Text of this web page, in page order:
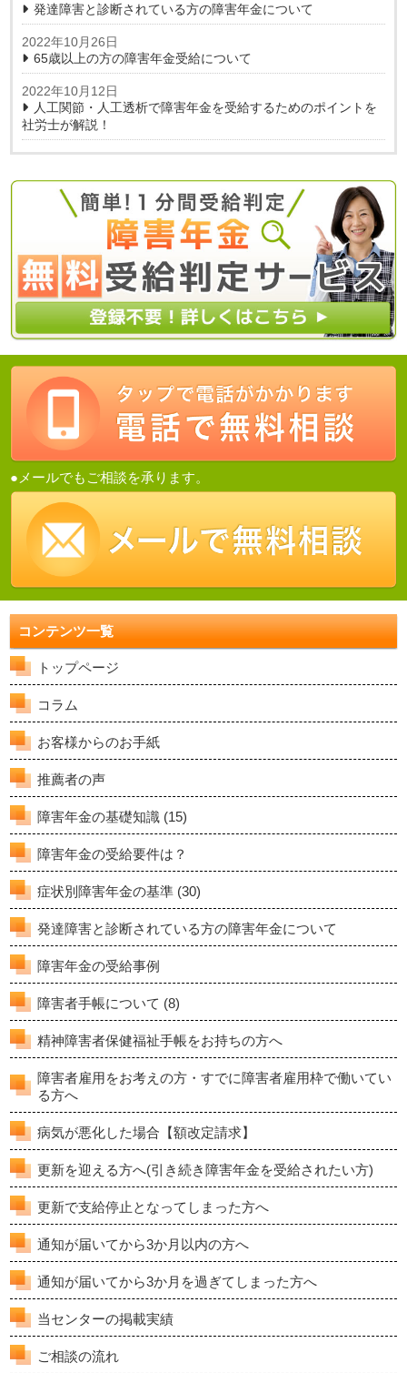
発達障害と診断されている方の障害年金について
2022年10月26日
65歳以上の方の障害年金受給について
2022年10月12日
人工関節・人工透析で障害年金を受給するためのポイントを
社労士が解説！
●メールでもご相談を承ります。
コンテンツ一覧
トップページ
コラム
お客様からのお手紙
推薦者の声
障害年金の基礎知識 (15)
障害年金の受給要件は？
症状別障害年金の基準 (30)
発達障害と診断されている方の障害年金について
障害年金の受給事例
障害者手帳について (8)
精神障害者保健福祉手帳をお持ちの方へ
障害者雇用をお考えの方・すでに障害者雇用枠で働いてい
る方へ
病気が悪化した場合【額改定請求】
更新を迎える方へ(引き続き障害年金を受給されたい方)
更新で支給停止となってしまった方へ
通知が届いてから3か月以内の方へ
通知が届いてから3か月を過ぎてしまった方へ
当センターの掲載実績
ご相談の流れ